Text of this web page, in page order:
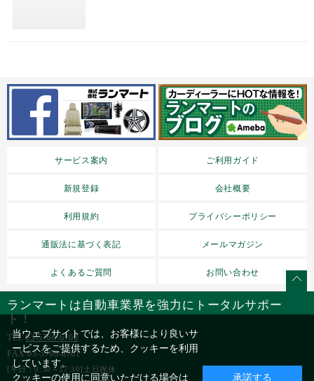
サービス案内 ご利用ガイド
新規登録 会社概要
利用規約 プライバシーポリシー
通販法に基づく表記 メールマガジン
よくあるご質問 お問い合わせ
ランマートは自動車業界を強力にトータルサポー
ト！
TEL03-5766-6700
FAX 03-5760-6701
[平日：9:30～17:30]土日祝休
当ウェブサイトでは、お客様により良いサ
ービスをご提供するため、クッキーを利用
しています。
クッキーの使用に同意いただける場合は
承諾する